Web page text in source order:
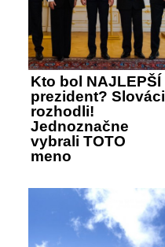
Kto bol NAJLEPŠÍ
prezident? Slováci
rozhodli!
Jednoznačne
vybrali TOTO
meno